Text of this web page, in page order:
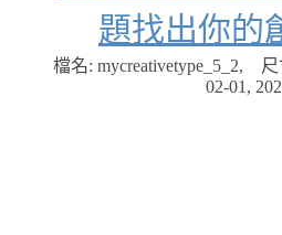
題找出你的
檔名: mycreativetype_5_2,
02-01,